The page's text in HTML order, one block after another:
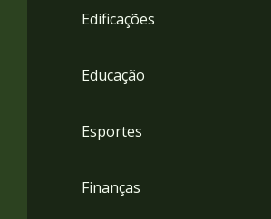
Edificações
Educação
Esportes
Finanças